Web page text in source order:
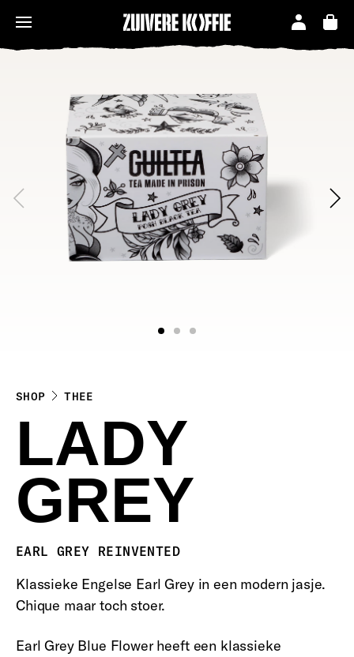
SHOP THEE
LADY
GREY
EARL GREY REINVENTED
Klassieke Engelse Earl Grey in een modern jasje.
Chique maar toch stoer.
Earl Grey Blue Flower heeft een klassieke